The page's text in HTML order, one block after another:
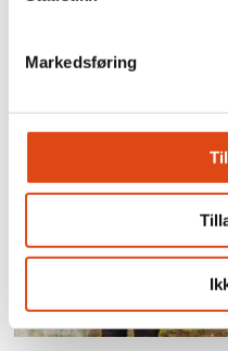
Markedsføring
På høygir